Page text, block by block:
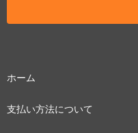
ホーム
支払い方法について